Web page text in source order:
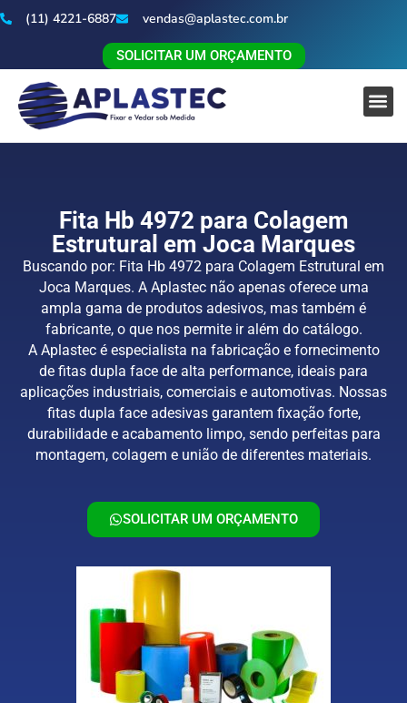
(11) 4221-6887 vendas@aplastec.com.br
SOLICITAR UM ORÇAMENTO
Fita Hb 4972 para Colagem
Estrutural em Joca Marques
Buscando por: Fita Hb 4972 para Colagem Estrutural em
Joca Marques. A Aplastec não apenas oferece uma
ampla gama de produtos adesivos, mas também é
fabricante, o que nos permite ir além do catálogo.
A Aplastec é especialista na fabricação e fornecimento
de fitas dupla face de alta performance, ideais para
aplicações industriais, comerciais e automotivas. Nossas
fitas dupla face adesivas garantem fixação forte,
durabilidade e acabamento limpo, sendo perfeitas para
montagem, colagem e união de diferentes materiais.
SOLICITAR UM ORÇAMENTO